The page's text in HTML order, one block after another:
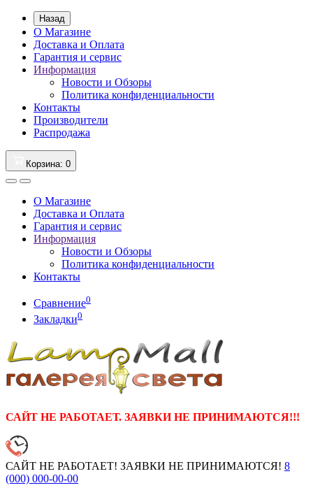
Назад
О Магазине
Доставка и Оплата
Гарантия и сервис
Информация
Новости и Обзоры
Политика конфиденциальности
Контакты
Производители
Распродажа
Корзина: 0
О Магазине
Доставка и Оплата
Гарантия и сервис
Информация
Новости и Обзоры
Политика конфиденциальности
Контакты
Сравнение0
Закладки0
САЙТ НЕ РАБОТАЕТ. ЗАЯВКИ НЕ ПРИНИМАЮТСЯ!!!
САЙТ НЕ РАБОТАЕТ! ЗАЯВКИ НЕ ПРИНИМАЮТСЯ! 8
(000) 000-00-00